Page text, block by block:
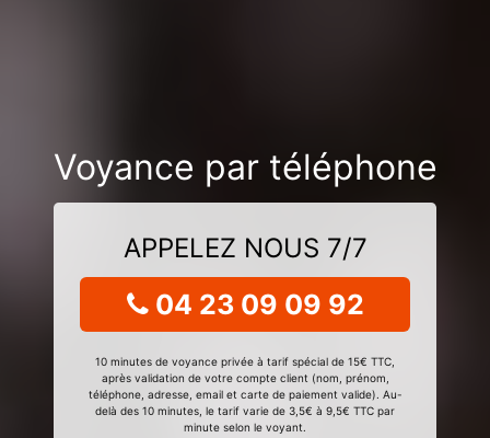
Voyance par téléphone
APPELEZ NOUS 7/7
04 23 09 09 92
10 minutes de voyance privée à tarif spécial de 15€ TTC,
après validation de votre compte client (nom, prénom,
téléphone, adresse, email et carte de paiement valide). Au-
delà des 10 minutes, le tarif varie de 3,5€ à 9,5€ TTC par
minute selon le voyant.